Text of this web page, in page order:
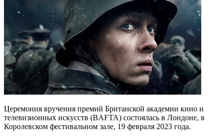
Церемония вручения премий Британской академии кино и
телевизионных искусств (BAFTA) состоялась в Лондоне, в
Королевском фестивальном зале, 19 февраля 2023 года.